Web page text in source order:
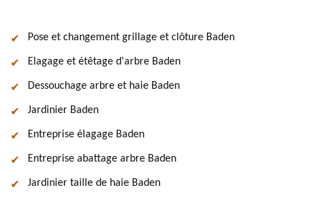
Pose et changement grillage et clôture Baden
Elagage et étêtage d'arbre Baden
Dessouchage arbre et haie Baden
Jardinier Baden
Entreprise élagage Baden
Entreprise abattage arbre Baden
Jardinier taille de haie Baden